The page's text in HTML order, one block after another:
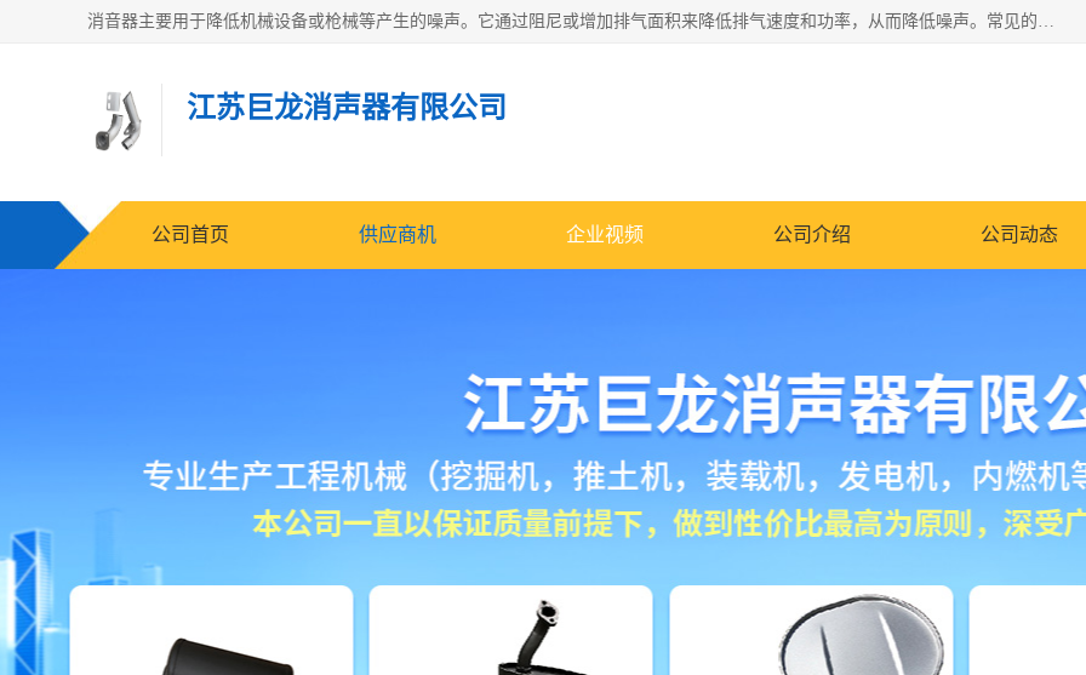
消音器主要用于降低机械设备或枪械等产生的噪声。它通过阻尼或增加排气面积来降低排气速度和功率，从而降低噪声。常见的消音器类型包括阻性消声器、抗性消声器、共振消声器以及阻抗复合式消声器等。这些消音器各有特点，适用于不同频率的噪声消除。
江苏巨龙消声器有限公司
公司首页 供应商机 企业视频 公司介绍 公司动态